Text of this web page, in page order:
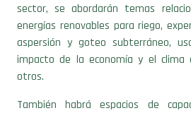
sector, se abordarán temas
energías renovables para riego,
aspersión y goteo subterráneo,
impacto de la economía y el clima
otros.
También habrá espacios de